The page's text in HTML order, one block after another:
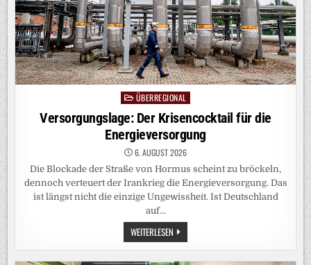
PostedÜBERREGIONAL
Versorgungslage: Der Krisencocktail für die
Energieversorgung
6. AUGUST 2026
Die Blockade der Straße von Hormus scheint zu bröckeln,
dennoch verteuert der Irankrieg die Energieversorgung. Das
ist längst nicht die einzige Ungewissheit. Ist Deutschland
auf…
WEITERLESEN VERSORGUNGSLAGE:
DER
KRISENCOCKTAIL
FÜR